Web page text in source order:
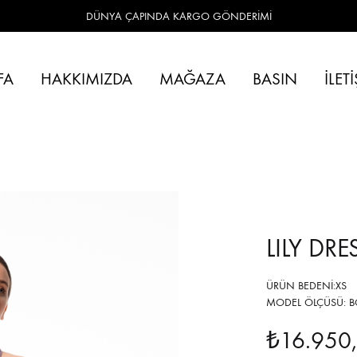
DÜNYA ÇAPINDA KARGO GÖNDERİMİ
HAKKIMIZDA MAĞAZA BASIN
LILY
ÜRÜN BEDENİ:XS
MODEL ÖLÇÜSÜ:
₺